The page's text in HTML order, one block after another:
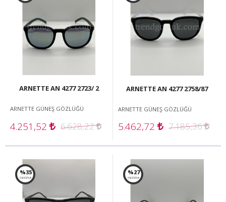
ARNETTE AN 4277 2723/ 2
ARNETTE GÜNEŞ GÖZLÜĞÜ
4.251,52 6.628,22
ARNETTE AN 4277 2758/87
ARNETTE GÜNEŞ GÖZLÜĞÜ
5.462,72 7.185,36
%35
İNDİRİM!
%27
İNDİRİM!